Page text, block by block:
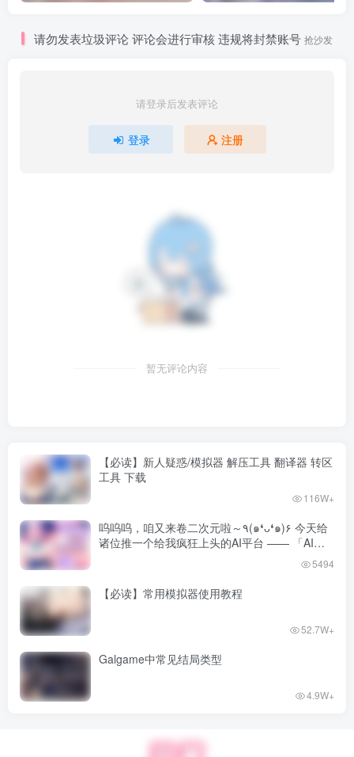
往某个地址发送邮件的话、同个学园中的某人的手机便会收
收到邮件的人便是发信人命运的另一半、“红线邮件”相连的
双方结为恋人的话、便能获得永远的幸福这样的流言正谣传
就在此时、女主角们所属的执行部、收到了这样一封信。
另一边、孤立于班级之外独行侠主人公、为了打破眼前枯燥
无聊的学园生活、而决意参选学生会的临时总务选举。
既不是为了学园也不是为了学生们这样那样高尚的使命感责
任心、单纯只是想要过上更加充实的学园生活而参加了选举
的他。
就在此时、他的手机上突然收到了好几封莫名的邮件。
「红线邮件」
考虑选举之事的主人公的手机上。
且、居然还是全员所有邮件、都发送给了他一人。
惊讶、亦有愤怒、也笑着释然――最后都没将其放在心上便
请勿发表垃圾评论 评论会进行审核 违规将封禁账号 抢沙发
请登录后发表评论
登录 注册
暂无评论内容
【必读】新人疑惑/模拟器 解压工具 翻译器 转区
工具 下载
116W+
呜呜呜，咱又来卷二次元啦～٩(๑❛ᴗ❛๑)۶ 今天给
诸位推一个给我疯狂上头的AI平台 —— 「AI风
5494
【必读】常用模拟器使用教程
52.7W+
Galgame中常见结局类型
4.9W+